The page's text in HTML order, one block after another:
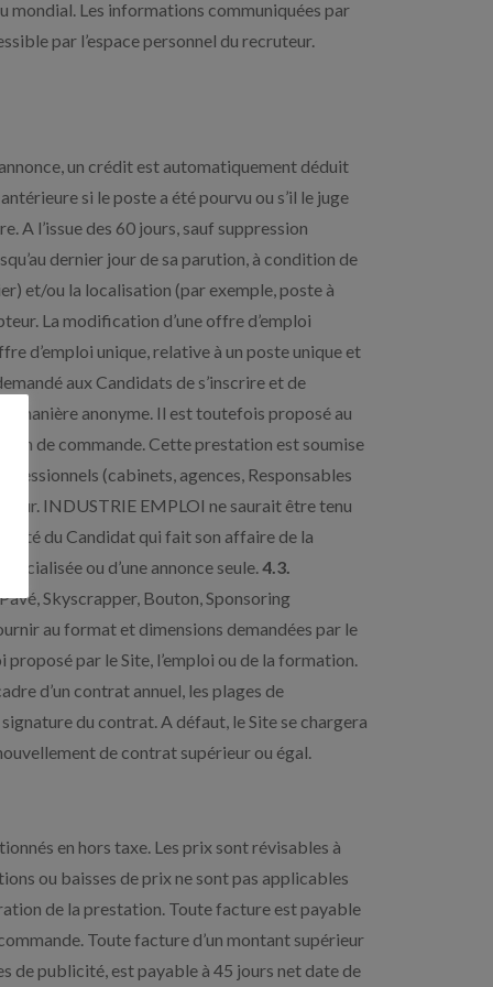
mondial. Les informations communiquées par
par l’espace personnel du recruteur.
un crédit est automatiquement déduit
si le poste a été pourvu ou s’il le juge
A l’issue des 60 jours, sauf suppression
dernier jour de sa parution, à condition de
et/ou la localisation (par exemple, poste à
La modification d’une offre d’emploi
d’emploi unique, relative à un poste unique et
aux Candidats de s’inscrire et de
manière anonyme. Il est toutefois proposé au
de commande. Cette prestation est soumise
(cabinets, agences, Responsables
INDUSTRIE EMPLOI ne saurait être tenu
du Candidat qui fait son affaire de la
ou d’une annonce seule.4.3.
Skyscrapper, Bouton, Sponsoring
au format et dimensions demandées par le
par le Site, l’emploi ou de la formation.
d’un contrat annuel, les plages de
du contrat. A défaut, le Site se chargera
de contrat supérieur ou égal.
en hors taxe. Les prix sont révisables à
ou baisses de prix ne sont pas applicables
de la prestation. Toute facture est payable
Toute facture d’un montant supérieur
de publicité, est payable à 45 jours net date de